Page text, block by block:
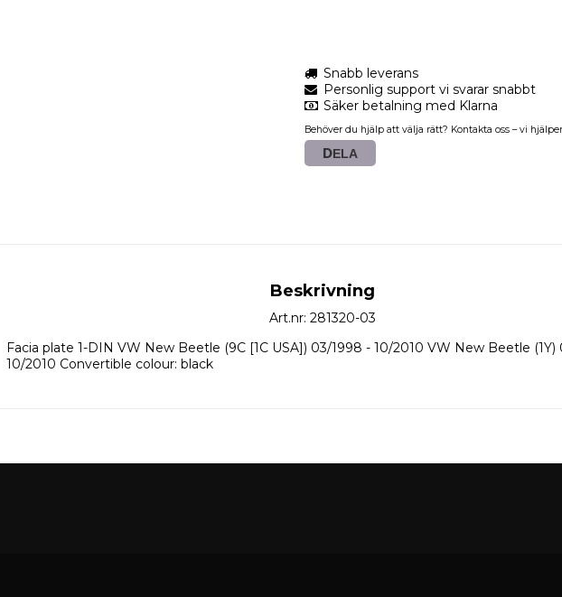
Snabb leverans
Personlig support vi svarar snabbt
Säker betalning med Klarna
Behöver du hjälp att välja rätt? Kontakta oss – vi
DELA
Beskrivning
Art.nr: 281320-03
Facia plate 1-DIN VW New Beetle (9C [1C USA]) 03/1998 - 10/2010 VW New Beetle (1Y)
10/2010 Convertible colour: black